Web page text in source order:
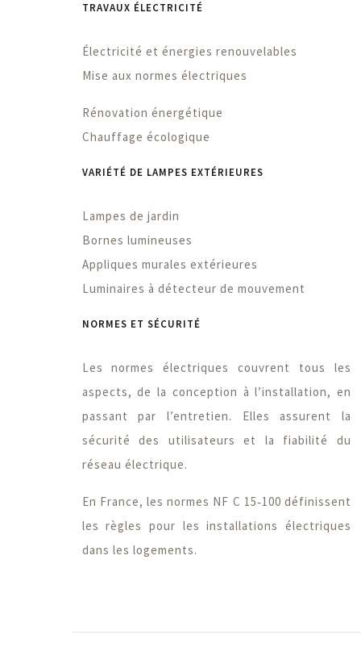
TRAVAUX ÉLECTRICITÉ
Électricité et énergies renouvelables
Mise aux normes électriques
Rénovation énergétique
Chauffage écologique
VARIÉTÉ DE LAMPES EXTÉRIEURES
Lampes de jardin
Bornes lumineuses
Appliques murales extérieures
Luminaires à détecteur de mouvement
NORMES ET SÉCURITÉ
Les normes électriques couvrent tous les
aspects, de la conception à l’installation, en
passant par l’entretien. Elles assurent la
sécurité des utilisateurs et la fiabilité du
réseau électrique.
En France, les normes NF C 15‑100 définissent
les règles pour les installations électriques
dans les logements.